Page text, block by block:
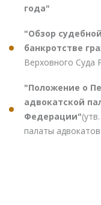
года"
"Обзор
банкротстве
Верховного Суда
"Положение о
адвокатской
Федерации"
палаты